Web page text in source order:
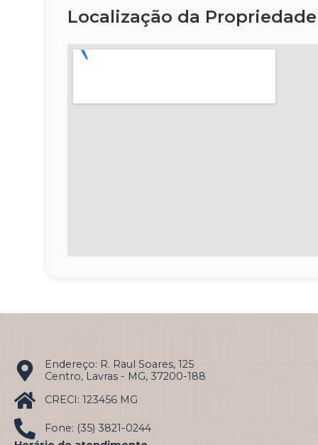
Endereço: R. Raul Soares, 125
Centro, Lavras - MG, 37200-188
CRECI: 123456 MG
Fone: (35) 3821-0244